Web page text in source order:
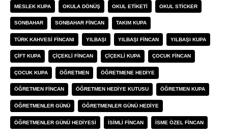
MESLEK KUPA OKULA DÖNÜŞ OKUL ETIKETI OKUL STICKER
SONBAHAR SONBAHAR FINCAN TAKIM KUPA
TÜRK KAHVESI FINCANI YILBAŞI YILBAŞI FINCAN YILBAŞI KUPA
ÇIFT KUPA ÇIÇEKLI FINCAN ÇIÇEKLI KUPA ÇOCUK FINCAN
ÇOCUK KUPA ÖĞRETMEN ÖĞRETMENE HEDIYE
ÖĞRETMEN FINCAN ÖĞRETMEN HEDIYE KUTUSU ÖĞRETMEN KUPA
ÖĞRETMENLER GÜNÜ ÖĞRETMENLER GÜNÜ HEDIYE
ÖĞRETMENLER GÜNÜ HEDIYESI İSIMLI FINCAN İSME ÖZEL FINCAN